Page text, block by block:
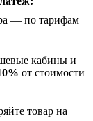
— по тарифам
кабины и
от стоимости
товар на